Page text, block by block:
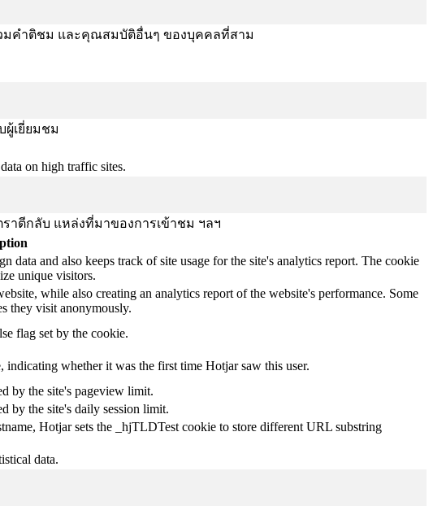
วมคำติชม และคุณสมบัติอื่นๆ ของบุคคลที่สาม
เยี่ยมชม
on high traffic sites.
าตีกลับ แหล่งที่มาของการเข้าชม ฯลฯ
data and also keeps track of site usage for the site's analytics report. The cookie
unique visitors.
while also creating an analytics report of the website's performance. Some
they visit anonymously.
flag set by the cookie.
indicating whether it was the first time Hotjar saw this user.
by the site's pageview limit.
by the site's daily session limit.
Hotjar sets the _hjTLDTest cookie to store different URL substring
data.